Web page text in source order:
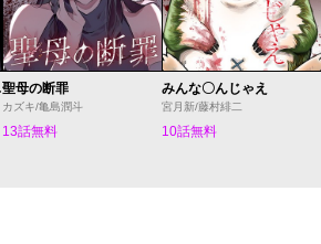
す～聖母の断罪
カズキ/亀島潤斗
13話無料
みんな〇んじゃえ
宮月新/藤村緋二
10話無料